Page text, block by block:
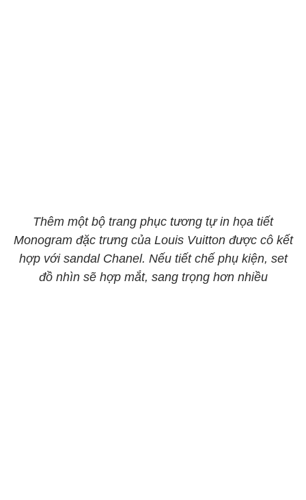
Thêm một bộ trang phục tương tự in họa tiết
Monogram đặc trưng của Louis Vuitton được cô kết
hợp với sandal Chanel. Nếu tiết chế phụ kiện, set
đồ nhìn sẽ hợp mắt, sang trọng hơn nhiều